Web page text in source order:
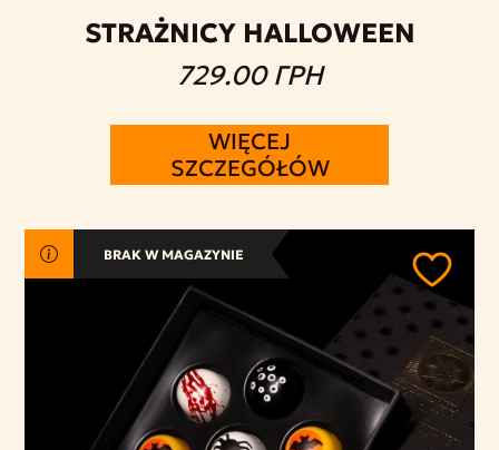
STRAŻNICY HALLOWEEN
729.00 ГРН
WIĘCEJ
SZCZEGÓŁÓW
BRAK W MAGAZYNIE